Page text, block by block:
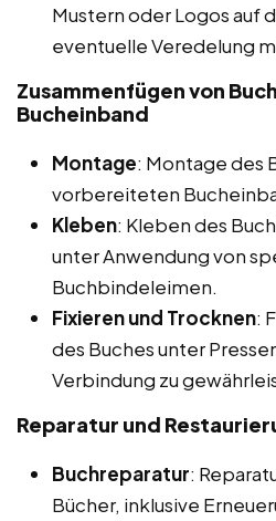
Mustern oder Logos auf
eventuelle Veredelung
Zusammenfügen von
Bucheinband
Montage: Montage des
vorbereiteten
Kleben: Kleben des
unter Anwendung von
Buchbindeleimen.
Fixieren und Trocknen:
des Buches unter
Verbindung zu
Reparatur und
Buchreparatur:
Bücher, inklusive